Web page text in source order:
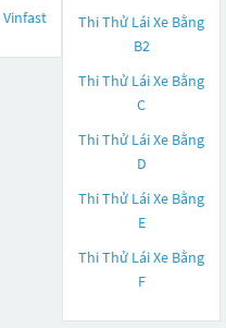
Vinfast
Thi Thử Lái Xe Bằng
B2
Thi Thử Lái Xe Bằng
C
Thi Thử Lái Xe Bằng
D
Thi Thử Lái Xe Bằng
E
Thi Thử Lái Xe Bằng
F